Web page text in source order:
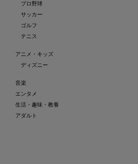
プロ野球
サッカー
ゴルフ
テニス
アニメ・キッズ
ディズニー
音楽
エンタメ
生活・趣味・教養
アダルト